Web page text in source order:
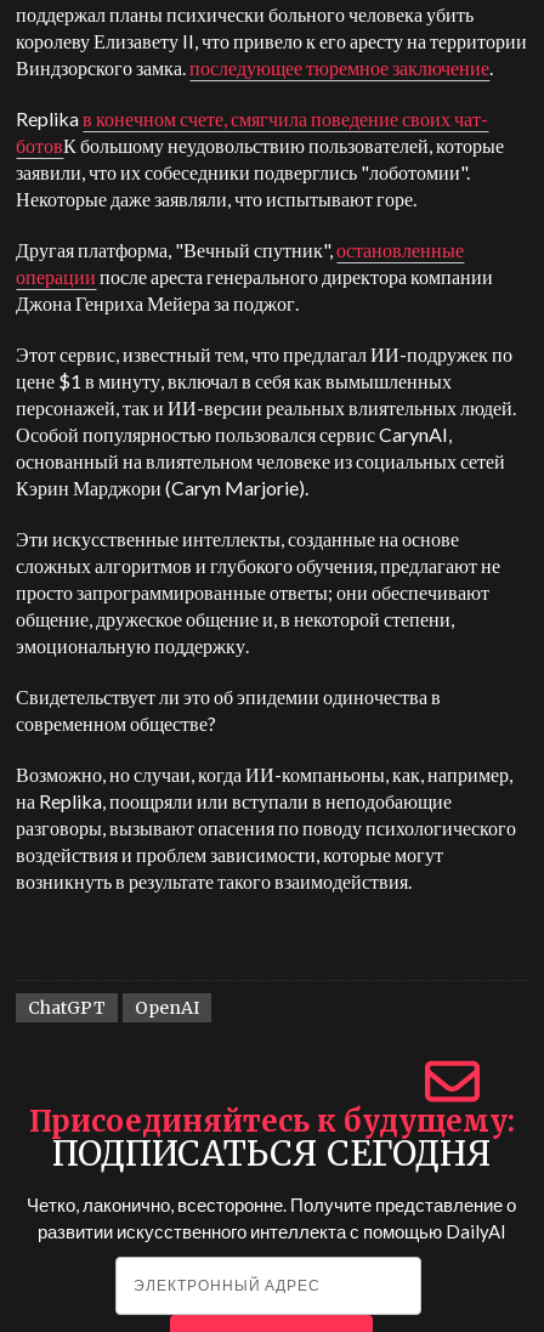
поддержал планы психически больного человека убить
королеву Елизавету II, что привело к его аресту на территории
Виндзорского замка.последующее тюремное заключение.
Replikaв конечном счете, смягчила поведение своих чат-
ботовК большому неудовольствию пользователей, которые
заявили, что их собеседники подверглись "лоботомии".
Некоторые даже заявляли, что испытывают горе.
Другая платформа, "Вечный спутник",остановленные
операции после ареста генерального директора компании
Джона Генриха Мейера за поджог.
Этот сервис, известный тем, что предлагал ИИ-подружек по
цене $1 в минуту, включал в себя как вымышленных
персонажей, так и ИИ-версии реальных влиятельных людей.
Особой популярностью пользовался сервис CarynAI,
основанный на влиятельном человеке из социальных сетей
Кэрин Марджори (Caryn Marjorie).
Эти искусственные интеллекты, созданные на основе
сложных алгоритмов и глубокого обучения, предлагают не
просто запрограммированные ответы; они обеспечивают
общение, дружеское общение и, в некоторой степени,
эмоциональную поддержку.
Свидетельствует ли это об эпидемии одиночества в
современном обществе?
Возможно, но случаи, когда ИИ-компаньоны, как, например,
на Replika, поощряли или вступали в неподобающие
разговоры, вызывают опасения по поводу психологического
воздействия и проблем зависимости, которые могут
возникнуть в результате такого взаимодействия.
ChatGPT OpenAI
Присоединяйтесь к будущему
ПОДПИСАТЬСЯ СЕГОДНЯ
Четко, лаконично, всесторонне. Получите представление о
развитии искусственного интеллекта с помощью DailyAI